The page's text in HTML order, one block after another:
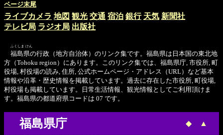
ページ末尾
ライブカメラ 地図 観光 交通 宿泊 銀行 天気 新聞社
テレビ局 ラジオ局 出版社
ふくしま けん
福島県の行政（地方自治体）のリンク集です。福島県は日本国の東北地
方（Tohoku region）にあります。このリンク集では、福島県庁, 市役所, 町
役場, 村役場の読み, 住所, 公式ホームページ・アドレス（URL）など基本
情報や沿革・歴史情報を掲載しています。過去に存在した市役所, 町役場,
村役場も掲載しています。日常生活情報、観光情報としてご利用頂けま
す。福島県の都道府県コードは 07 です。
福島県庁 ◆ ▲